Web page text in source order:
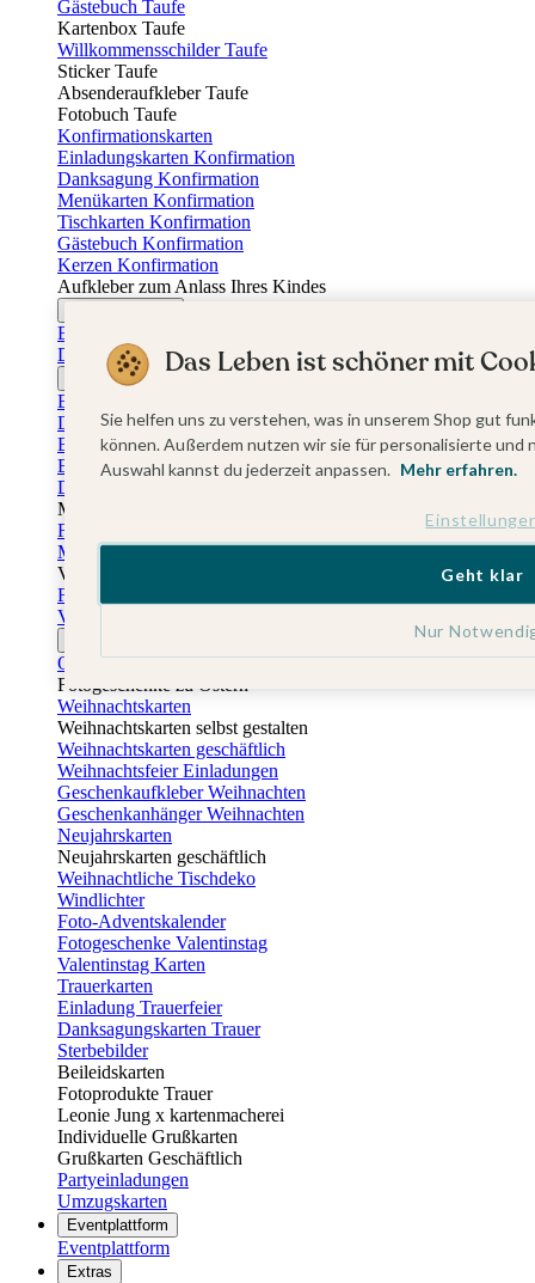
Gästebuch Taufe
Kartenbox Taufe
Willkommensschilder Taufe
Sticker Taufe
Absenderaufkleber Taufe
Fotobuch Taufe
Konfirmationskarten
Einladungskarten Konfirmation
Danksagung Konfirmation
Menükarten Konfirmation
Tischkarten Konfirmation
Gästebuch Konfirmation
Kerzen Konfirmation
Aufkleber zum Anlass Ihres Kindes
Einladungskarten Firmung
Dankeskarten Firmung
Jugendweihekarten
Einladungskarten Jugendweihe
Dankeskarten Jugendweihe
Einschulungskarten
Einladungskarten Einschulung
Danksagung Einschulung
Muttertag
Fotogeschenke Muttertag
Muttertagskarten
Vatertag
Fotogeschenke Vatertag
Vatertagskarten
Osterkarten
Fotogeschenke zu Ostern
Weihnachtskarten
Weihnachtskarten selbst gestalten
Weihnachtskarten geschäftlich
Weihnachtsfeier Einladungen
Geschenkaufkleber Weihnachten
Geschenkanhänger Weihnachten
Neujahrskarten
Neujahrskarten geschäftlich
Weihnachtliche Tischdeko
Windlichter
Foto-Adventskalender
Fotogeschenke Valentinstag
Valentinstag Karten
Trauerkarten
Einladung Trauerfeier
Danksagungskarten Trauer
Sterbebilder
Beileidskarten
Fotoprodukte Trauer
Leonie Jung x kartenmacherei
Individuelle Grußkarten
Grußkarten Geschäftlich
Partyeinladungen
Umzugskarten
Eventplattform
Eventplattform
Extras
Das Leben ist schöner mit
Sie helfen uns zu verstehen, was in unserem Shop gut
können. Außerdem nutzen wir sie für personalisierte
Auswahl kannst du jederzeit anpassen. Mehr erfahren.
Nur
Geht klar